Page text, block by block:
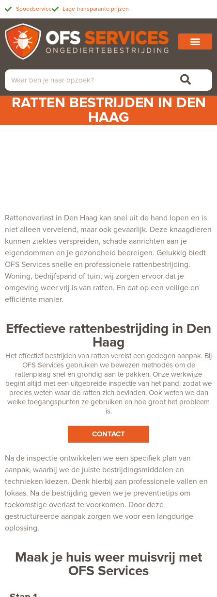
Spoedservice Lage transparante prijzen
RATTEN BESTRIJDEN IN DEN
HAAG
Rattenoverlast in Den Haag kan snel uit de hand lopen en is
niet alleen vervelend, maar ook gevaarlijk. Deze knaagdieren
kunnen ziektes verspreiden, schade aanrichten aan je
eigendommen en je gezondheid bedreigen. Gelukkig biedt
OFS Services snelle en professionele rattenbestrijding.
Woning, bedrijfspand of tuin, wij zorgen ervoor dat je
omgeving weer vrij is van ratten. En dat op een veilige en
efficiënte manier.
Effectieve rattenbestrijding in Den
Haag
Het effectief bestrijden van ratten vereist een gedegen aanpak. Bij
OFS Services gebruiken we bewezen methodes om de
rattenplaag snel en grondig aan te pakken. Onze werkwijze
begint altijd met een uitgebreide inspectie van het pand, zodat we
precies weten waar de ratten zich bevinden. Ook weten we dan
welke toegangspunten ze gebruiken en hoe groot het probleem
is.
CONTACT
Na de inspectie ontwikkelen we een specifiek plan van
aanpak, waarbij we de juiste bestrijdingsmiddelen en
technieken kiezen. Denk hierbij aan professionele vallen en
lokaas. Na de bestrijding geven we je preventietips om
toekomstige overlast te voorkomen. Door deze
gestructureerde aanpak zorgen we voor een langdurige
oplossing.
Maak je huis weer muisvrij met
OFS Services